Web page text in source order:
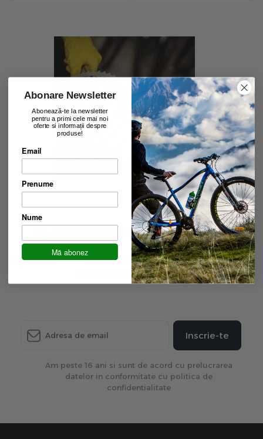
Aboneaza-te la newsletter
Fii primul care afla ultimele oferte exclusive și ultima
actualizare de produse.
Inscrie-te
Am peste 16 ani si sunt de acord cu prelucrarea
datelor in conformitate cu politica de
confidentialitate
Abonare Newsletter
Abonează-te la newsletter
pentru a primi cele mai noi
oferte si informații despre
produse!
Email
Prenume
Nume
Mă abonez